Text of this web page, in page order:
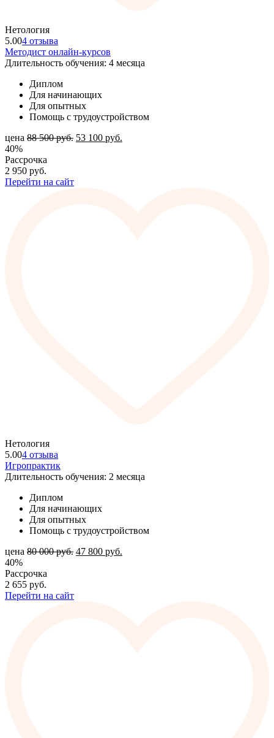
Нетология
5.004 отзыва
Методист онлайн-курсов
Длительность обучения: 4 месяца
Диплом
Для начинающих
Для опытных
Помощь с трудоустройством
цена 88 500руб. 53 100 руб.
40%
Рассрочка
2 950 руб.
Перейти на сайт
Нетология
5.004 отзыва
Игропрактик
Длительность обучения: 2 месяца
Диплом
Для начинающих
Для опытных
Помощь с трудоустройством
цена 80 000руб. 47 800 руб.
40%
Рассрочка
2 655 руб.
Перейти на сайт